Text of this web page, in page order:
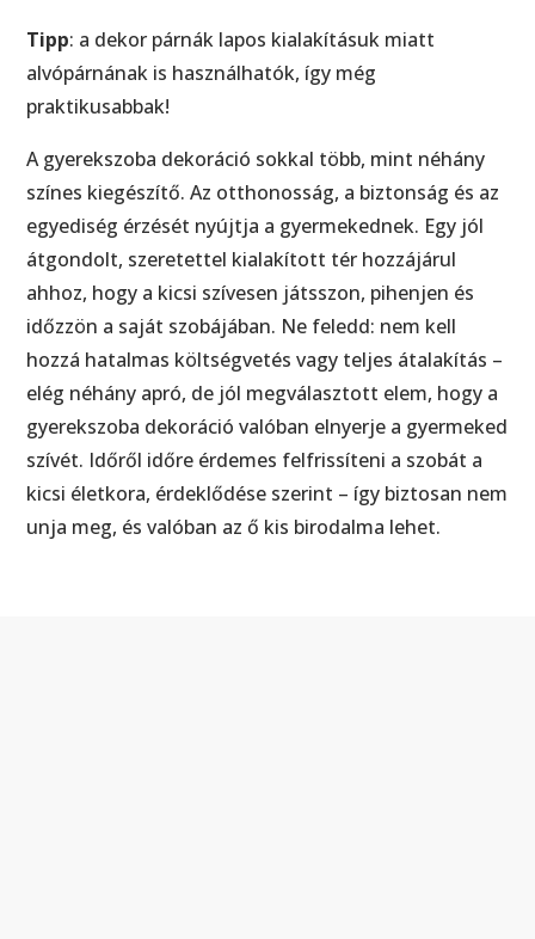
Tipp: a dekor párnák lapos kialakításuk miatt
alvópárnának is használhatók, így még
praktikusabbak!
A gyerekszoba dekoráció sokkal több, mint néhány
színes kiegészítő. Az otthonosság, a biztonság és az
egyediség érzését nyújtja a gyermekednek. Egy jól
átgondolt, szeretettel kialakított tér hozzájárul
ahhoz, hogy a kicsi szívesen játsszon, pihenjen és
időzzön a saját szobájában. Ne feledd: nem kell
hozzá hatalmas költségvetés vagy teljes átalakítás –
elég néhány apró, de jól megválasztott elem, hogy a
gyerekszoba dekoráció valóban elnyerje a gyermeked
szívét. Időről időre érdemes felfrissíteni a szobát a
kicsi életkora, érdeklődése szerint – így biztosan nem
unja meg, és valóban az ő kis birodalma lehet.